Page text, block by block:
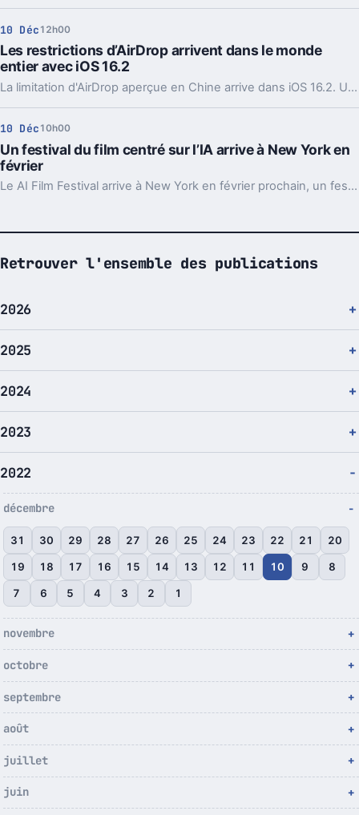
10 Déc 12h00
Les restrictions d’AirDrop arrivent dans le monde
entier avec iOS 16.2
La limitation d'AirDrop aperçue en Chine arrive dans iOS 16.2. Une amélioration de sécurité bienvenue mais controversé à cause de son timing.
10 Déc 10h00
Un festival du film centré sur l’IA arrive à New York en
février
Le AI Film Festival arrive à New York en février prochain, un festival réservé aux courts-métrages réalisés grâce à l'intelligence artificielle.
Retrouver l'ensemble des publications
2026
2025
2024
2023
2022
décembre
31 30 29 28 27 26 25 24 23 22 21 20
19 18 17 16 15 14 13 12 11 10 9 8
7 6 5 4 3 2 1
novembre
octobre
septembre
août
juillet
juin